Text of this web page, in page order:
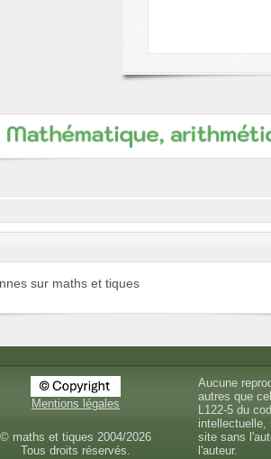
sur maths et tiques
Mentions légales
© maths et tiques 2004/2026
Tous droits réservés.
Aucune
autres que
L122-5 du
intellectuelle,
site sans
l'auteur.